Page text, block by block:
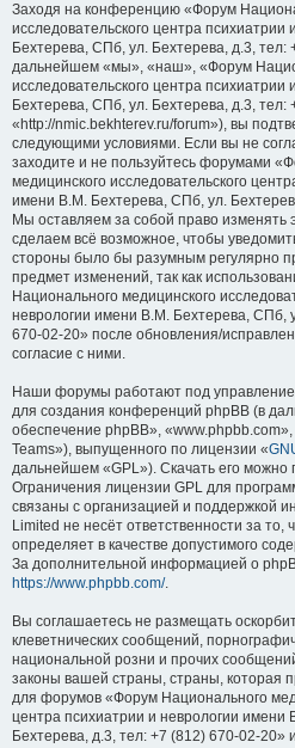
Заходя на конференцию «Форум
исследовательского центра
Бехтерева, СПб, ул. Бехтерева, д.3, тел:
дальнейшем «мы», «наш», «Форум
исследовательского центра
Бехтерева, СПб, ул. Бехтерева, д.3, тел:
«http://nmic.bekhterev.ru/forum»), вы
следующими условиями. Если вы не
заходите и не пользуйтесь форумами
медицинского исследовательского
имени В.М. Бехтерева, СПб, ул.
Мы оставляем за собой право изменять
сделаем всё возможное, чтобы
стороны было бы разумным регулярно
предмет изменений, так как
Национального медицинского
неврологии имени В.М. Бехтерева, СПб,
670-02-20» после обновления/
согласие с ними.
Наши форумы работают под
для создания конференций phpBB (в
обеспечение phpBB»,
Teams»), выпущенного по лицензии «
дальнейшем «GPL»). Скачать его можно
Ограничения лицензии GPL для
связаны с организацией и поддержкой
Limited не несёт ответственности за
определяет в качестве допустимого
За дополнительной информацией о
https://www.phpbb.com/.
Вы соглашаетесь не размещать
клеветнических сообщений,
национальной розни и прочих
законы вашей страны, страны, которая
для форумов «Форум Национального
центра психиатрии и неврологии
Бехтерева, д.3, тел: +7 (812) 670-02-